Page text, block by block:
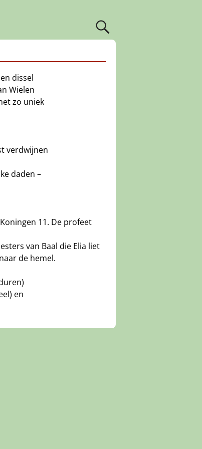
dissel
Wielen
zo uniek
verdwijnen
daden –
11. De profeet
van Baal die Elia liet
de hemel.
en